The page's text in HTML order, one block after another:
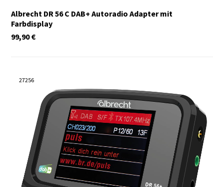
Albrecht DR 56 C DAB+ Autoradio Adapter mit
Farbdisplay
€
99,90
27256